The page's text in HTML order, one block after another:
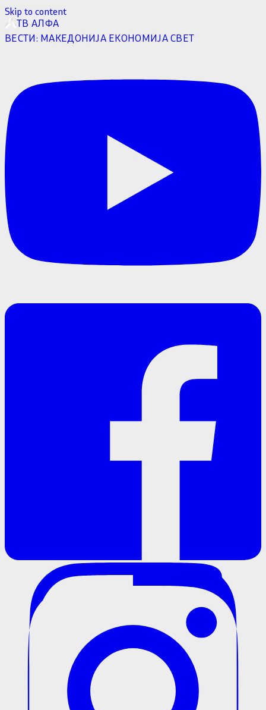
Skip to content
ТВ АЛФА
ВЕСТИ: МАКЕДОНИЈА ЕКОНОМИЈАСВЕТ